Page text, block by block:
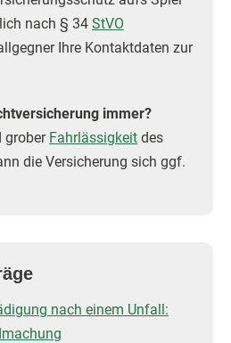
nach § 34 StVO
Ihre Kontaktdaten zur
immer?
grober Fahrlässigkeit des
die Versicherung sich ggf.
nach einem Unfall: